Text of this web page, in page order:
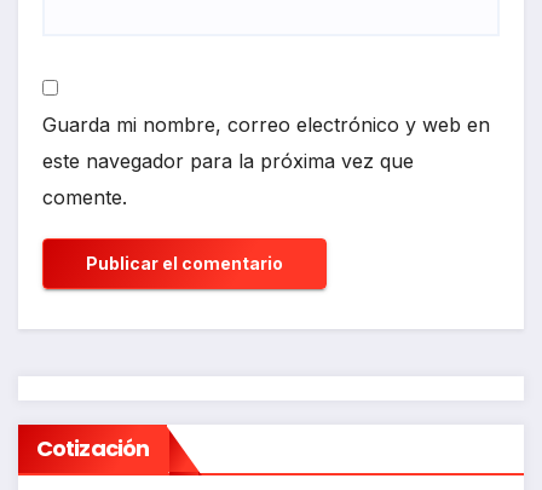
Guarda mi nombre, correo electrónico y web en
este navegador para la próxima vez que
comente.
Cotización